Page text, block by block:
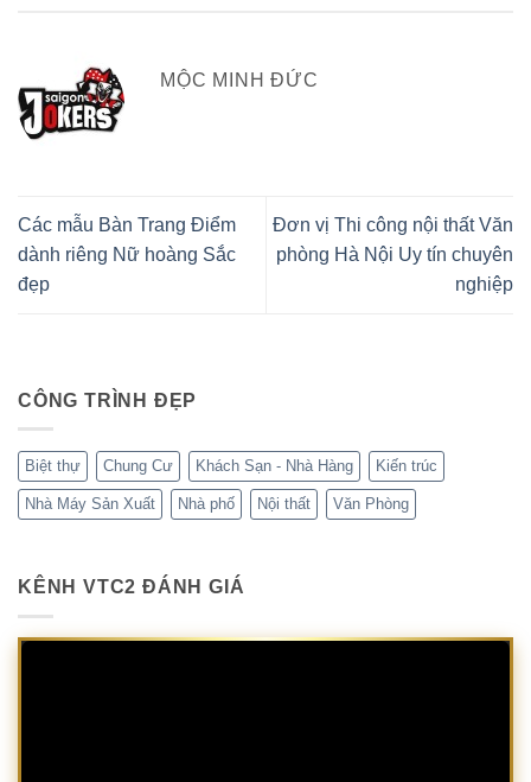
MỘC MINH ĐỨC
Các mẫu Bàn Trang Điểm
dành riêng Nữ hoàng Sắc
đẹp
Đơn vị Thi công nội thất Văn
phòng Hà Nội Uy tín chuyên
nghiệp
CÔNG TRÌNH ĐẸP
Biệt thự Chung Cư Khách Sạn - Nhà Hàng Kiến trúc
Nhà Máy Sản Xuất Nhà phố Nội thất Văn Phòng
KÊNH VTC2 ĐÁNH GIÁ
Trình